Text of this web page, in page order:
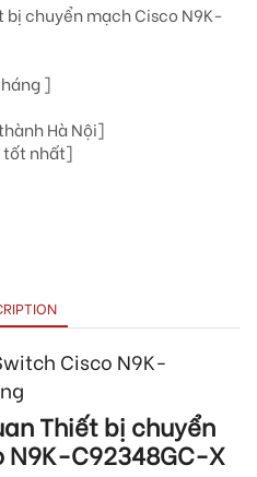
bị chuyển mạch Cisco N9K-
]
Hà Nội]
tốt nhất]
Cisco N9K-
Thiết bị chuyển
N9K-C92348GC-X